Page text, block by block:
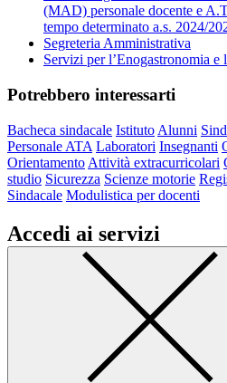
(MAD) personale docente e
tempo determinato a.s. 2024/
Segreteria Amministrativa
Servizi per l’Enogastronomia e
Potrebbero interessarti
Bacheca sindacale Istituto Alunni
Personale ATA Laboratori Insegnanti
Orientamento Attività extracurricolari
studio Sicurezza Scienze motorie
Sindacale Modulistica per docenti
Accedi ai servizi